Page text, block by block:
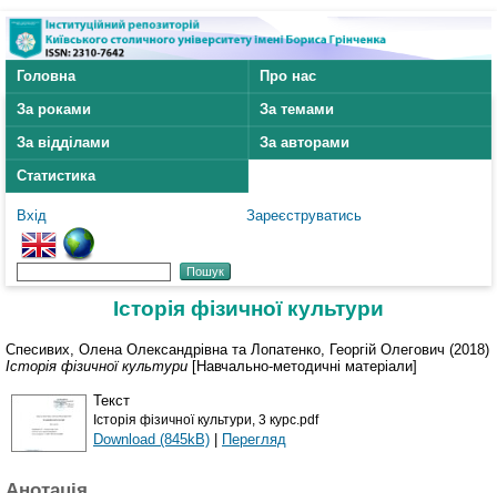
Головна
Про нас
За роками
За темами
За відділами
За авторами
Статистика
Вхід Зареєструватись
Історія фізичної культури
Спесивих, Олена Олександрівна та Лопатенко, Георгій Олегович (2018)
Історія фізичної культури [Навчально-методичні матеріали]
Текст
Історія фізичної культури, 3 курс.pdf
Download (845kB) | Перегляд